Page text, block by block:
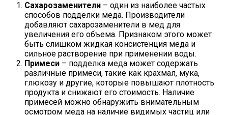
Сахарозаменители – один из наиболее частых
способов подделки меда. Производители
добавляют сахарозаменители в мед для
увеличения его объема. Признаком этого может
быть слишком жидкая консистенция меда и
сильное растворение при применении воды.
Примеси – подделка меда может содержать
различные примеси, такие как крахмал, мука,
глюкозу и другие, которые повышают плотность
продукта и снижают его стоимость. Наличие
примесей можно обнаружить внимательным
осмотром меда на наличие видимых частиц или